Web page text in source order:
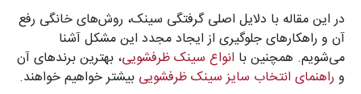
در این مقاله با دلایل اصلی گرفتگی سینک، روش‌های خانگی رفع
آن و راهکارهای جلوگیری از ایجاد مجدد این مشکل آشنا
می‌شویم. همچنین با انواع سینک ظرفشویی، بهترین برندهای آن
و راهنمای انتخاب سایز سینک ظرفشویی بیشتر خواهیم خواهند.